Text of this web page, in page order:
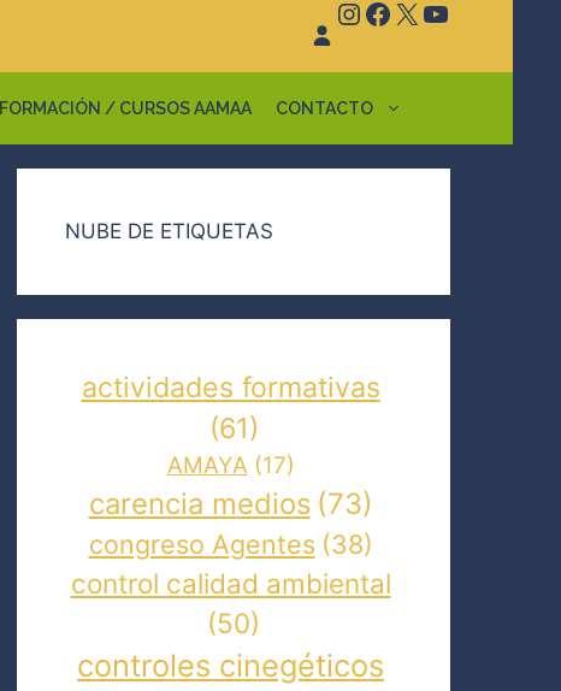
Instagram
Facebook
X YouTube
FORMACIÓN / CURSOS AAMAA CONTACTO
NUBE DE ETIQUETAS
actividades formativas
(61)
AMAYA (17)
carencia medios (73)
congreso Agentes (38)
control calidad ambiental
(50)
controles cinegéticos